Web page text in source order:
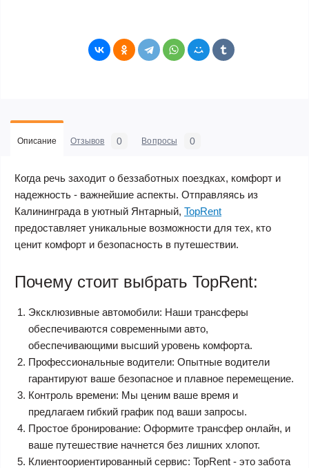
Описание Отзывов 0 Вопросы 0
Когда речь заходит о беззаботных поездках, комфорт и
надежность - важнейшие аспекты. Отправляясь из
Калининграда в уютный Янтарный, TopRent
предоставляет уникальные возможности для тех, кто
ценит комфорт и безопасность в путешествии.
Почему стоит выбрать TopRent:
Эксклюзивные автомобили: Наши трансферы
обеспечиваются современными авто,
обеспечивающими высший уровень комфорта.
Профессиональные водители: Опытные водители
гарантируют ваше безопасное и плавное перемещение.
Контроль времени: Мы ценим ваше время и
предлагаем гибкий график под ваши запросы.
Простое бронирование: Оформите трансфер онлайн, и
ваше путешествие начнется без лишних хлопот.
Клиентоориентированный сервис: TopRent - это забота